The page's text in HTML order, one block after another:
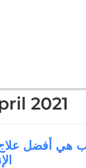
2021
هي أفضل